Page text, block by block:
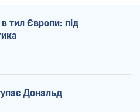
тил Європи: під
Дональд